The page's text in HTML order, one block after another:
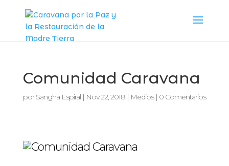
Comunidad Caravana
porSangha Espiral| Nov 22, 2018| Medios| 0 Comentarios